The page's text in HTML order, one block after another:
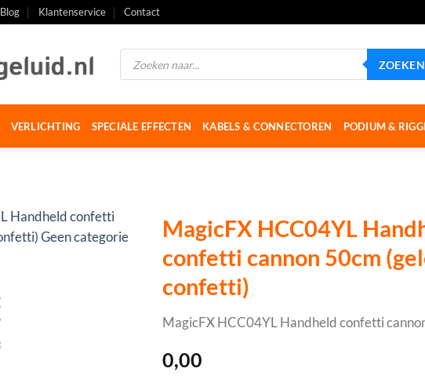
Blog Klantenservice Contact
Producten
zoeken
ZOEKEN
VERLICHTING SPECIALE EFFECTEN KABELS & CONNECTOREN PODIUM &
MagicFX HCC04YL
confetti cannon 50cm
confetti)
MagicFX HCC04YL Handheld confetti
0,00